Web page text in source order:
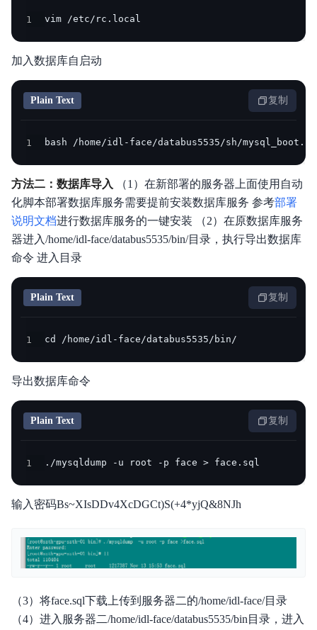
1 vim /etc/rc.local
加入数据库自启动
Plain Text 复制
1 bash /home/idl-face/databus5535/sh/mysql_boot.sh
方法二：数据库导入
（1）在新部署的服务器上面使用自动
化脚本部署数据库服务需要提前安装数据库服务 参考部署
说明文档进行数据库服务的一键安装 （2）在原数据库服务
器进入/home/idl-face/databus5535/bin/目录，执行导出数据库
命令 进入目录
Plain Text 复制
1 cd /home/idl-face/databus5535/bin/
导出数据库命令
Plain Text 复制
1 ./mysqldump -u root -p face > face.sql
输入密码Bs~XIsDDv4XcDGCt)S(+4*yjQ&8NJh
（3）将face.sql下载上传到服务器二的/home/idl-face/目录
（4）进入服务器二/home/idl-face/databus5535/bin目录，进入